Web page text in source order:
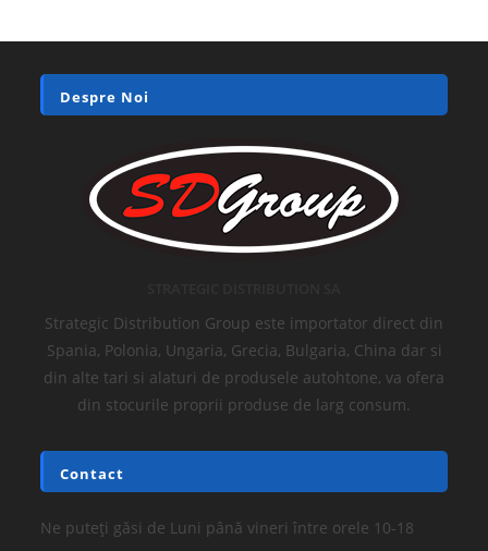
Despre Noi
Strategic Distribution Group este importator direct din
Spania, Polonia, Ungaria, Grecia, Bulgaria, China dar si
din alte tari si alaturi de produsele autohtone, va ofera
din stocurile proprii produse de larg consum.
Contact
Ne puteți găsi de Luni până vineri între orele 10-18